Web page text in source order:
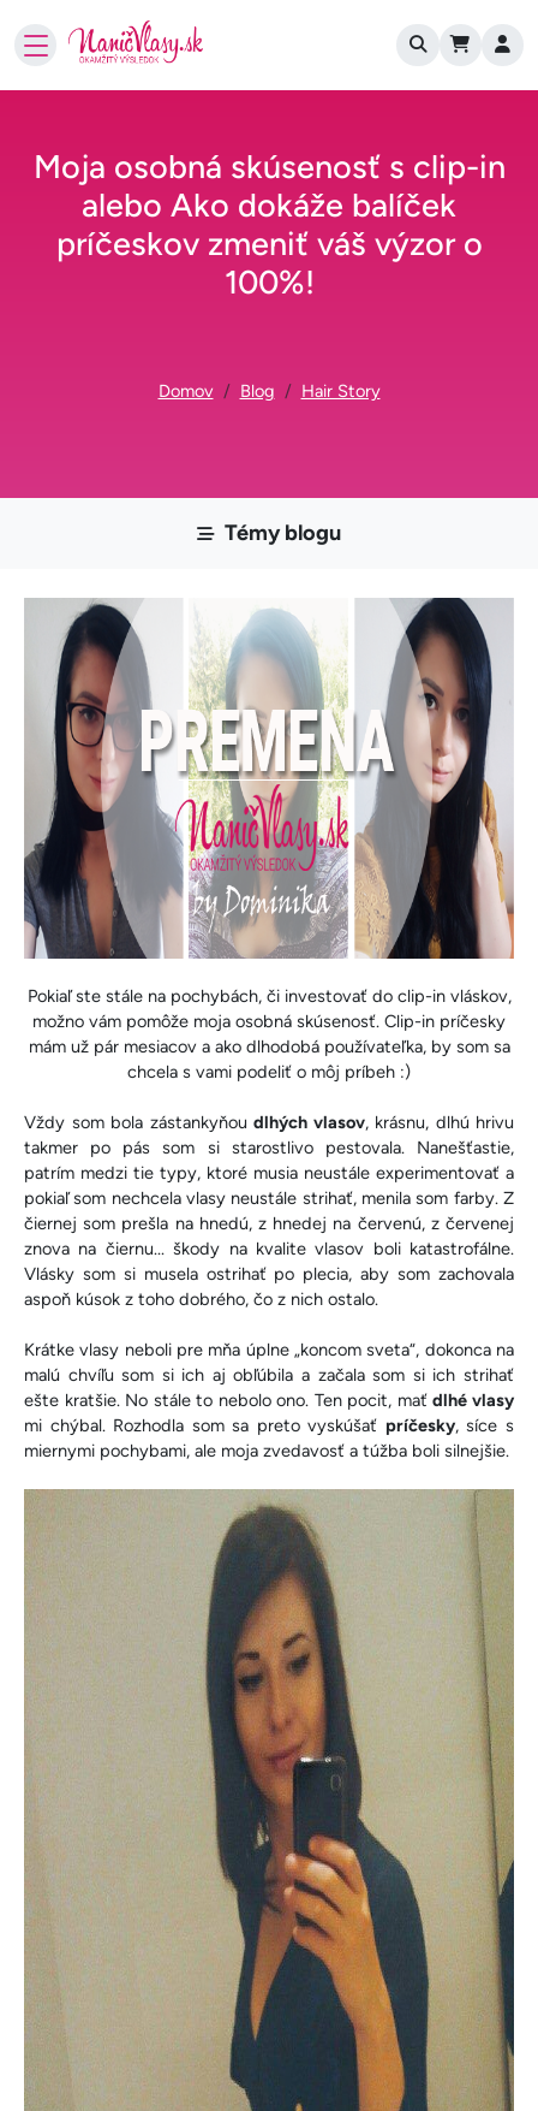
User account
Moja osobná skúsenosť s clip-in
alebo Ako dokáže balíček
príčeskov zmeniť váš výzor o
100%!
Omrvinka
Domov Blog Hair Story
Témy blogu
Pokiaľ ste stále na pochybách, či investovať do clip-in vláskov,
možno vám pomôže moja osobná skúsenosť. Clip-in príčesky
mám už pár mesiacov a ako dlhodobá používateľka, by som sa
chcela s vami podeliť o môj príbeh :)
Vždy som bola zástankyňou dlhých vlasov, krásnu, dlhú hrivu
takmer po pás som si starostlivo pestovala. Nanešťastie,
patrím medzi tie typy, ktoré musia neustále experimentovať a
pokiaľ som nechcela vlasy neustále strihať, menila som farby. Z
čiernej som prešla na hnedú, z hnedej na červenú, z červenej
znova na čiernu... škody na kvalite vlasov boli katastrofálne.
Vlásky som si musela ostrihať po plecia, aby som zachovala
aspoň kúsok z toho dobrého, čo z nich ostalo.
Krátke vlasy neboli pre mňa úplne „koncom sveta“, dokonca na
malú chvíľu som si ich aj obľúbila a začala som si ich strihať
ešte kratšie. No stále to nebolo ono. Ten pocit, maťdlhé vlasy
mi chýbal. Rozhodla som sa preto vyskúšať príčesky, síce s
miernymi pochybami, ale moja zvedavosť a túžba boli silnejšie.